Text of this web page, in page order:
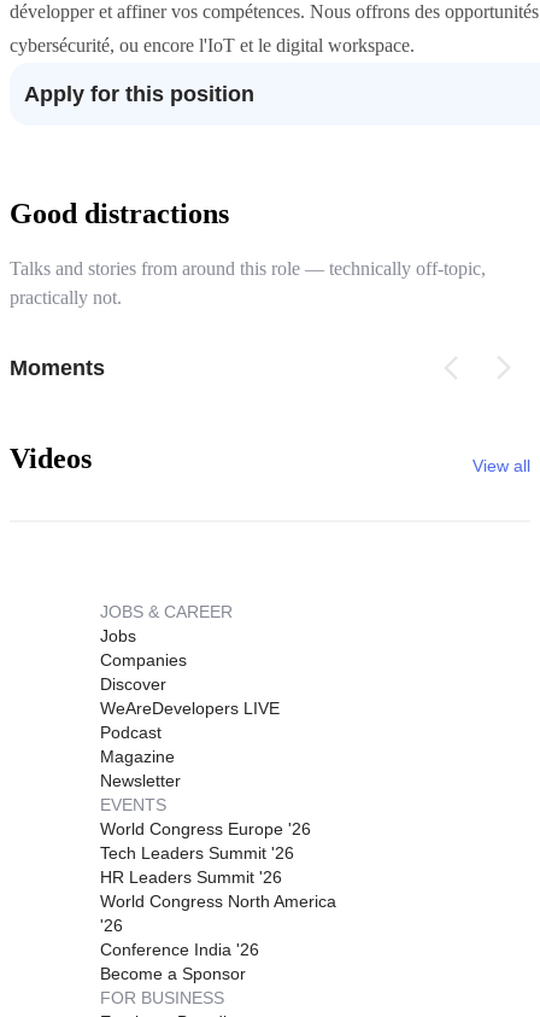
développer et affiner vos compétences. Nous offrons des
cybersécurité, ou encore l'IoT et le digital workspace.
Apply for this position
Good distractions
Talks and stories from around this role — technically off-topic,
practically not.
Moments
Videos View all
JOBS & CAREER
Jobs
Companies
Discover
WeAreDevelopers LIVE
Podcast
Magazine
Newsletter
EVENTS
World Congress Europe '26
Tech Leaders Summit '26
HR Leaders Summit '26
World Congress North America
'26
Conference India '26
Become a Sponsor
FOR BUSINESS